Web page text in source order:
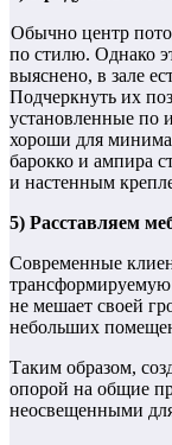
Обычно центр
по стилю. Однако
выяснено, в зале
Подчеркнуть их
установленные по
хороши для
барокко и ампира
и настенным
5) Расставляем
Современные
трансформируемую
не мешает своей
небольших
Таким образом,
опорой на общие
неосвещенными